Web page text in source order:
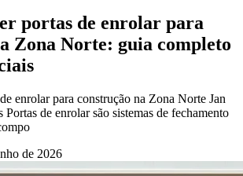
portas de enrolar para
Zona Norte: guia completo
enrolar para construção na Zona Norte Jan
de enrolar são sistemas de fechamento
de 2026